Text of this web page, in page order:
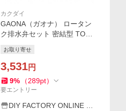
カクダイ
GAONA（ガオナ） ロータン
ク排水弁セット 密結型 TOT
お取り寄せ
3,531円
9% （289pt）
要エントリー
DIY FACTORY ONLINE S